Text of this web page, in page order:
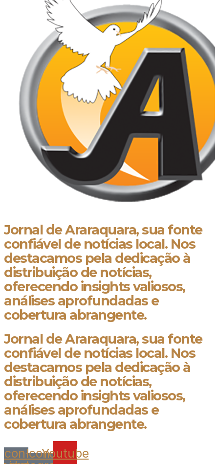
Jornal de Araraquara, sua fonte
confiável de notícias local. Nos
destacamos pela dedicação à
distribuição de notícias,
oferecendo insights valiosos,
análises aprofundadas e
cobertura abrangente.
Jornal de Araraquara, sua fonte
confiável de notícias local. Nos
destacamos pela dedicação à
distribuição de notícias,
oferecendo insights valiosos,
análises aprofundadas e
cobertura abrangente.
Icon-Icon-Youtube